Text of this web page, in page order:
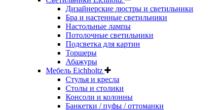
Дизайнерские люстры и светильники
Бра и настенные светильники
Настольные лампы
Потолочные светильники
Подсветка для картин
Торшеры
Абажуры
Мебель Eichholtz
Стулья и кресла
Столы и столики
Консоли и колонны
Банкетки / пуфы / оттоманки